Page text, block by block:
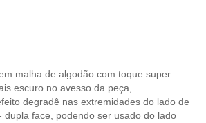
malha de algodão com toque super
escuro no avesso da peça,
degradê nas extremidades do lado de
dupla face, podendo ser usado do lado